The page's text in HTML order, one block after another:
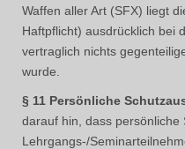
Waffen aller Art (SFX) liegt
Haftpflicht) ausdrücklich bei
vertraglich nichts
wurde.
§ 11 Persönliche
darauf hin, dass persönliche
Lehrgangs-/